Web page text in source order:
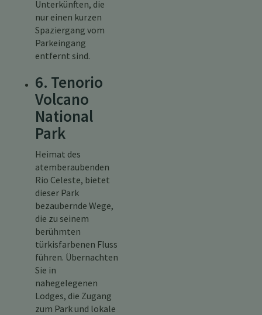
Unterkünften, die
nur einen kurzen
Spaziergang vom
Parkeingang
entfernt sind.
6. Tenorio
Volcano
National
Park
Heimat des
atemberaubenden
Rio Celeste, bietet
dieser Park
bezaubernde Wege,
die zu seinem
berühmten
türkisfarbenen Fluss
führen. Übernachten
Sie in
nahegelegenen
Lodges, die Zugang
zum Park und lokale